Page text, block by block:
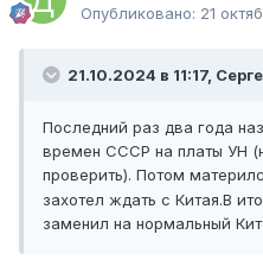
Опубликовано: 21
21.10.2024 в 11:17,
Последний раз два года
времен СССР на платы УН
проверить). Потом
захотел ждать с Китая.В
заменил на нормальный